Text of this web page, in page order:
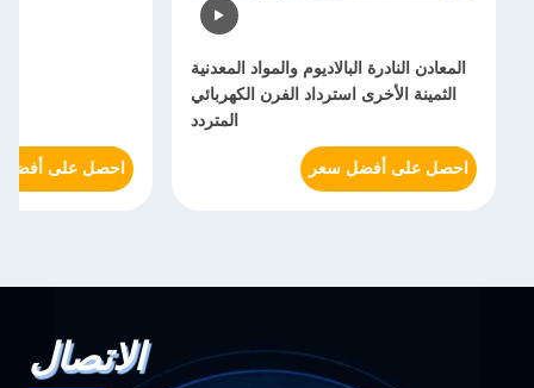
المعادن النادرة البالاديوم والمواد المعدنية
الثمينة الأخرى استرداد الفرن الكهربائي
المتردد
احصل على أفضل سعر احصل على
الاتصال